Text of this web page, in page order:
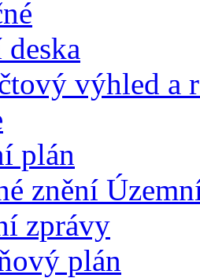
výhled a
plán
znění
zprávy
plán